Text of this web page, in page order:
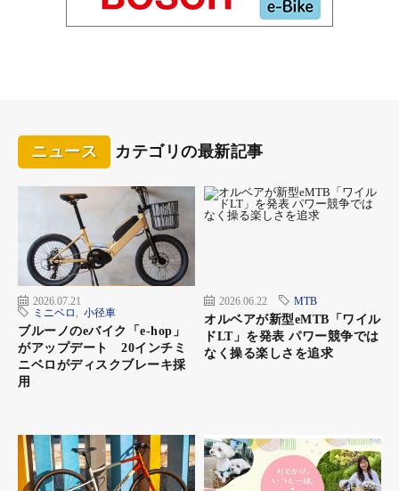
ニュース カテゴリの最新記事
2026.07.21
ミニベロ
小径車
ブルーノのeバイク「e-hop」
がアップデート 20インチミ
ニベロがディスクブレーキ採
用
2026.06.22 MTB
オルベアが新型eMTB「ワイル
ドLT」を発表 パワー競争では
なく操る楽しさを追求